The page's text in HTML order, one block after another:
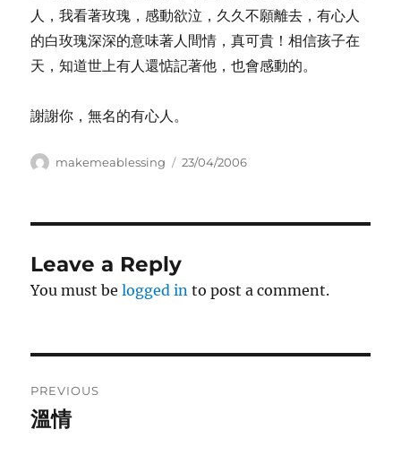
人，我看著玫瑰，感動欲泣，久久不願離去，有心人
的白玫瑰深深的意味著人間情，真可貴！相信孩子在
天，知道世上有人還惦記著他，也會感動的。
謝謝你，無名的有心人。
Author
makemeablessing
Posted
23/04/2006
Leave a Reply
You must belogged in to post a comment.
navigation
PREVIOUS
Previous
溫情